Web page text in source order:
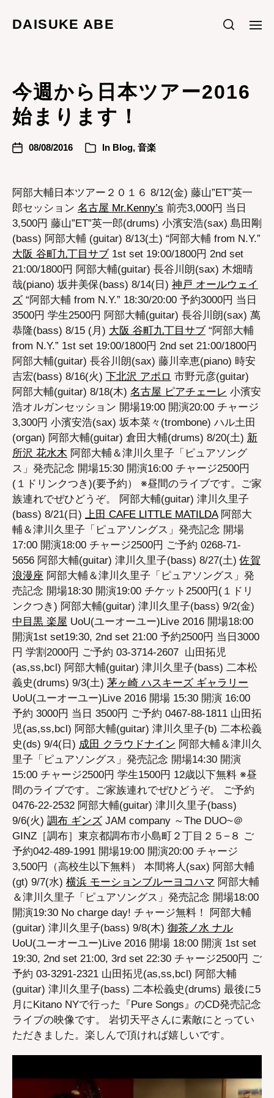
DAISUKE ABE
今週から日本ツアー2016
始まります！
08/08/2016 In Blog, 音楽
阿部大輔日本ツアー２０１６ 8/12(金) 藤山”ET”英一
郎セッション 名古屋 Mr.Kenny’s 前売3,000円 当日
3,500円 藤山”ET”英一郎(drums) 小濱安浩(sax) 島田剛
(bass) 阿部大輔 (guitar) 8/13(土) “阿部大輔 from N.Y.”
大阪 谷町九丁目サブ1st set 19:00/1800円 2nd set
21:00/1800円 阿部大輔(guitar) 長谷川朗(sax) 木畑晴
哉(piano) 坂井美保(bass) 8/14(日) 神戸 オールウェイ
ズ “阿部大輔 from N.Y.” 18:30/20:00 予約3000円 当日
3500円 学生2500円 阿部大輔(guitar) 長谷川朗(sax) 萬
恭隆(bass) 8/15 (月) 大阪 谷町九丁目サブ“阿部大輔
from N.Y.” 1st set 19:00/1800円 2nd set 21:00/1800円
阿部大輔(guitar) 長谷川朗(sax) 藤川幸恵(piano) 時安
吉宏(bass) 8/16(火) 下北沢 アポロ 市野元彦(guitar)
阿部大輔(guitar) 8/18(木) 名古屋 ピアチェーレ 小濱安
浩オルガンセッション 開場19:00 開演20:00 チャージ
3,300円 小濱安浩(sax) 坂本菜々(trombone) ハル土田
(organ) 阿部大輔(guitar) 倉田大輔(drums) 8/20(土) 新
所沢 花水木 阿部大輔＆津川久里子「ピュアソング
ス」発売記念 開場15:30 開演16:00 チャージ2500円
(１ドリンクつき)(要予約） ※昼間のライブです。ご家
族連れでぜひどうぞ。 阿部大輔(guitar) 津川久里子
(bass) 8/21(日) 上田 CAFE LITTLE MATILDA阿部大
輔＆津川久里子「ピュアソングス」発売記念 開場
17:00 開演18:00 チャージ2500円 ご予約 0268-71-
5656 阿部大輔(guitar) 津川久里子(bass) 8/27(土)佐賀
浪漫座 阿部大輔＆津川久里子「ピュアソングス」発
売記念 開場18:30 開演19:00 チケット2500円(１ドリ
ンクつき) 阿部大輔(guitar) 津川久里子(bass) 9/2(金)
中目黒 楽屋 UoU(ユーオーユー)Live 2016 開場18:00
開演1st set19:30, 2nd set 21:00 予約2500円 当日3000
円 学割2000円 ご予約 03-3714-2607 山田拓児
(as,ss,bcl) 阿部大輔(guitar) 津川久里子(bass) 二本松
義史(drums) 9/3(土) 茅ヶ崎 ハスキーズ ギャラリー
UoU(ユーオーユー)Live 2016 開場 15:30 開演 16:00
予約 3000円 当日 3500円 ご予約 0467-88-1811 山田拓
児(as,ss,bcl) 阿部大輔(guitar) 津川久里子(b) 二本松義
史(ds) 9/4(日) 成田 クラウドナイン 阿部大輔＆津川久
里子「ピュアソングス」発売記念 開場14:30 開演
15:00 チャージ2500円 学生1500円 12歳以下無料 ※昼
間のライブです。ご家族連れでぜひどうぞ。 ご予約
0476-22-2532 阿部大輔(guitar) 津川久里子(bass)
9/6(火) 調布 ギンズ JAM company ～The DUO~＠
GINZ［調布］東京都調布市小島町２丁目２５−８ ご
予約042-489-1991 開場19:00 開演20:00 チャージ
3,500円（高校生以下無料） 本間将人(sax) 阿部大輔
(gt) 9/7(水) 横浜 モーションブルーヨコハマ 阿部大輔
＆津川久里子「ピュアソングス」発売記念 開場18:00
開演19:30 No charge day! チャージ無料！ 阿部大輔
(guitar) 津川久里子(bass) 9/8(木) 御茶ノ水 ナル
UoU(ユーオーユー)Live 2016 開場 18:00 開演 1st set
19:30, 2nd set 21:00, 3rd set 22:30 チャージ2500円 ご
予約 03-3291-2321 山田拓児(as,ss,bcl) 阿部大輔
(guitar) 津川久里子(bass) 二本松義史(drums) 最後に5
月にKitano NYで行った『Pure Songs』のCD発売記念
ライブの映像です。 岩切天平さんに素敵にとってい
ただきました。楽しんで頂ければ嬉しいです。